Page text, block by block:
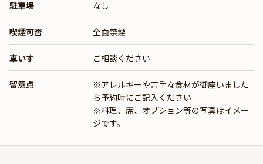
駐車場 なし
喫煙可否 全面禁煙
車いす ご相談ください
留意点
※アレルギーや苦手な食材が御座いました
ら予約時にご記入ください
※料理、席、オプション等の写真はイメー
ジです。